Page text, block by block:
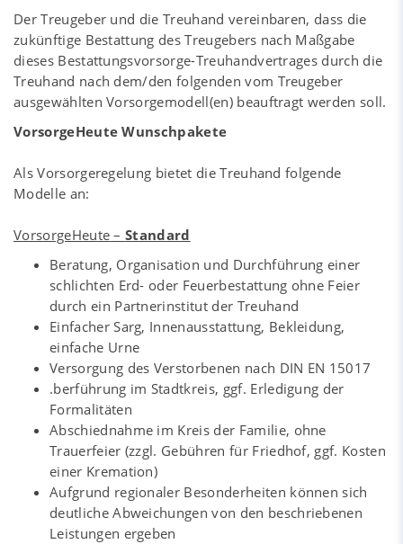
Der Treugeber und die Treuhand vereinbaren, dass die
zukünftige Bestattung des Treugebers nach Maßgabe
dieses Bestattungsvorsorge-Treuhandvertrages durch die
Treuhand nach dem/den folgenden vom Treugeber
ausgewählten Vorsorgemodell(en) beauftragt werden soll.
VorsorgeHeute Wunschpakete
Als Vorsorgeregelung bietet die Treuhand folgende
Modelle an:
VorsorgeHeute–Standard
Beratung, Organisation und Durchführung einer
schlichten Erd- oder Feuerbestattung ohne Feier
durch ein Partnerinstitut der Treuhand
Einfacher Sarg, Innenausstattung, Bekleidung,
einfache Urne
Versorgung des Verstorbenen nach DIN EN 15017
.berführung im Stadtkreis, ggf. Erledigung der
Formalitäten
Abschiednahme im Kreis der Familie, ohne
Trauerfeier (zzgl. Gebühren für Friedhof, ggf. Kosten
einer Kremation)
Aufgrund regionaler Besonderheiten können sich
deutliche Abweichungen von den beschriebenen
Leistungen ergeben